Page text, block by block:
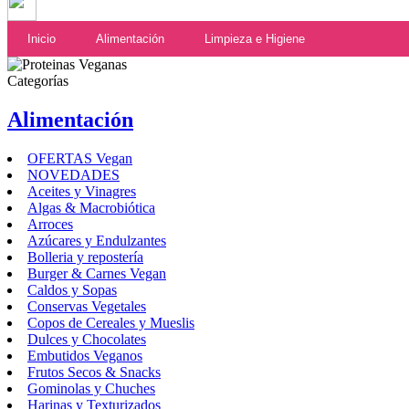
Inicio Alimentación Limpieza e Higiene
Categorías
Alimentación
OFERTAS Vegan
NOVEDADES
Aceites y Vinagres
Algas & Macrobiótica
Arroces
Azúcares y Endulzantes
Bolleria y repostería
Burger & Carnes Vegan
Caldos y Sopas
Conservas Vegetales
Copos de Cereales y Mueslis
Dulces y Chocolates
Embutidos Veganos
Frutos Secos & Snacks
Gominolas y Chuches
Harinas y Texturizados